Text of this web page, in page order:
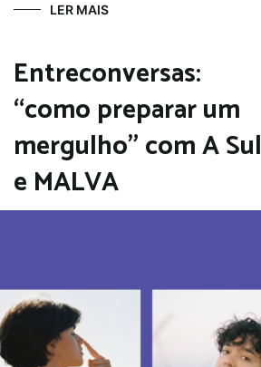
LER MAIS
Entreconversas:
“como preparar um
mergulho” com A Sul
e MALVA